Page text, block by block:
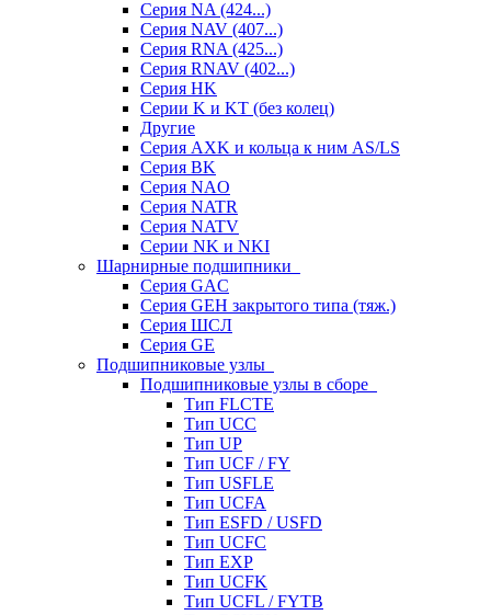
Серия NA (424...)
Серия NAV (407...)
Серия RNA (425...)
Серия RNAV (402...)
Серия HK
Серии K и KT (без колец)
Другие
Серия AXK и кольца к ним AS/LS
Серия BK
Серия NAO
Серия NATR
Серия NATV
Серии NK и NKI
Шарнирные подшипники
Серия GAC
Серия GEH закрытого типа (тяж.)
Серия ШСЛ
Серия GE
Подшипниковые узлы
Подшипниковые узлы в сборе
Тип FLCTE
Тип UCC
Тип UP
Тип UCF / FY
Тип USFLE
Тип UCFA
Тип ESFD / USFD
Тип UCFC
Тип EXP
Тип UCFK
Тип UCFL / FYTB